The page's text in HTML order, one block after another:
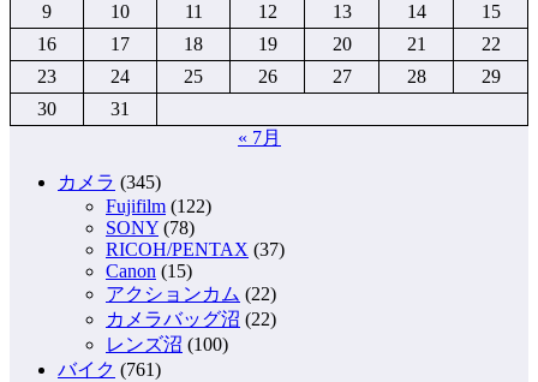
9
10 11 12 13 14
15
16
17 18 19 20 21
22
23
24 25 26 27 28
29
30
31
« 7月
カメラ (345)
Fujifilm (122)
SONY (78)
RICOH/PENTAX (37)
Canon (15)
アクションカム (22)
カメラバッグ沼 (22)
レンズ沼 (100)
バイク (761)